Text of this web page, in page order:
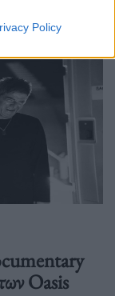
Policy
Oasis